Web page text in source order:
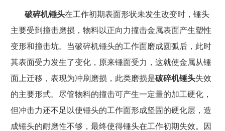
破碎机锤头在工作初期表面形状未发生改变时，锤头
主要受到撞击磨损，物料以正向力撞击金属表面产生塑性
变形和撞击坑。当破碎机锤头的工作面磨成圆弧后，此时
其表面受力发生了变化，原来锤面受力，这就使金属从锤
面上迁移，表现为冲刷磨损，此类磨损是破碎机锤头失效
的主要形式。尽管物料的撞击可产生一定量的加工硬化，
但冲击力还不足以使锤头的工作面形成坚固的硬化层，造
成锤头的耐磨性不够，最终使得锤头在工作初期失效。因